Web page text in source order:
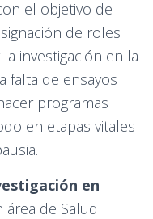
el objetivo de
de roles
investigación en la
falta de ensayos
programas
en etapas vitales
en
de Salud